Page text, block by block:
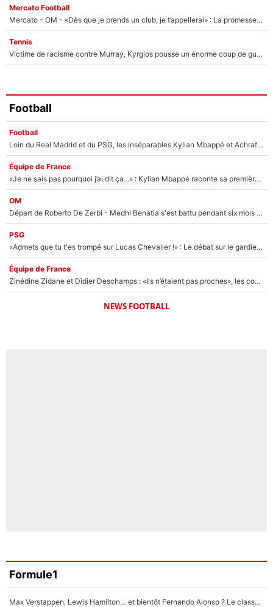
Mercato Football
Mercato - OM - «Dès que je prends un club, je t’appellerai» : La promesse de Marcelino au moment de claquer la porte
Tennis
Victime de racisme contre Murray, Kyrgios pousse un énorme coup de gueule !
Football
Football
Loin du Real Madrid et du PSG, les inséparables Kylian Mbappé et Achraf Hakimi changent d'équipe le temps d'une journée !
Équipe de France
«Je ne sais pas pourquoi j’ai dit ça...» : Kylian Mbappé raconte sa première rencontre avec Zinédine Zidane (et c’est très drôle)
OM
Départ de Roberto De Zerbi - Medhi Benatia s'est battu pendant six mois pour le retenir à l'OM, le PSG a été le naufrage de trop : «Je pars avec toi»
PSG
«Admets que tu t'es trompé sur Lucas Chevalier !» : Le débat sur le gardien du PSG vire au clash à l'After Foot
Équipe de France
Zinédine Zidane et Didier Deschamps : «Ils n’étaient pas proches», les confidences d’un membre de l’équipe de France 1998 sur leur relation spéciale
NEWS FOOTBALL
Formule1
Max Verstappen, Lewis Hamilton… et bientôt Fernando Alonso ? Le classement des pilotes les mieux payés en Formule 1 risque de changer !